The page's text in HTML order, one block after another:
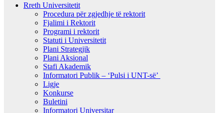
Rreth Universitetit
Procedura për zgjedhje të rektorit
Fjalimi i Rektorit
Programi i rektorit
Statuti i Universitetit
Plani Strategjik
Plani Aksional
Stafi Akademik
Informatori Publik – ‘Pulsi i UNT-së’
Ligje
Konkurse
Buletini
Informatori Universitar